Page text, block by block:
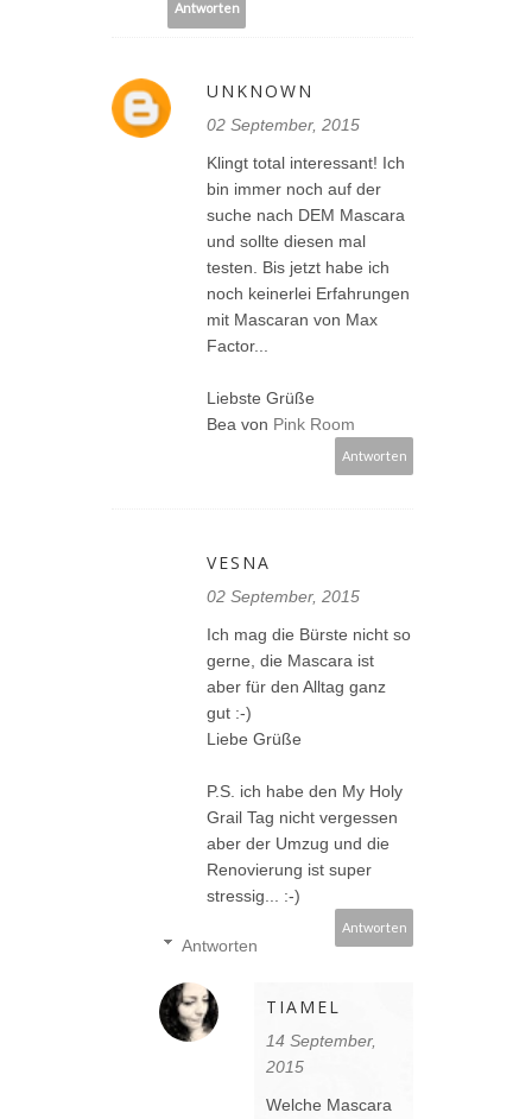
Antworten
UNKNOWN
02 September, 2015
Klingt total interessant! Ich
bin immer noch auf der
suche nach DEM Mascara
und sollte diesen mal
testen. Bis jetzt habe ich
noch keinerlei Erfahrungen
mit Mascaran von Max
Factor...
Liebste Grüße
Bea von Pink Room
Antworten
VESNA
02 September, 2015
Ich mag die Bürste nicht so
gerne, die Mascara ist
aber für den Alltag ganz
gut :-)
Liebe Grüße
P.S. ich habe den My Holy
Grail Tag nicht vergessen
aber der Umzug und die
Renovierung ist super
stressig... :-)
Antworten
Antworten
TIAMEL
14 September,
2015
Welche Mascara